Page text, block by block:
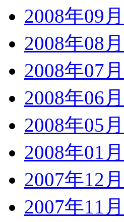
2008年09月
2008年08月
2008年07月
2008年06月
2008年05月
2008年01月
2007年12月
2007年11月